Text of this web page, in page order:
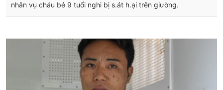
nhân vụ cháu bé 9 tuổi nghi bị s.át h.ại trên giường.